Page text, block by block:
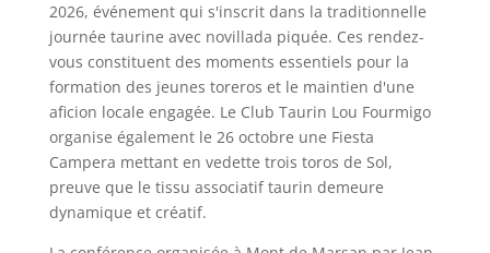
2026, événement qui s'inscrit dans la traditionnelle
journée taurine avec novillada piquée. Ces rendez-
vous constituent des moments essentiels pour la
formation des jeunes toreros et le maintien d'une
aficion locale engagée. Le Club Taurin Lou Fourmigo
organise également le 26 octobre une Fiesta
Campera mettant en vedette trois toros de Sol,
preuve que le tissu associatif taurin demeure
dynamique et créatif.